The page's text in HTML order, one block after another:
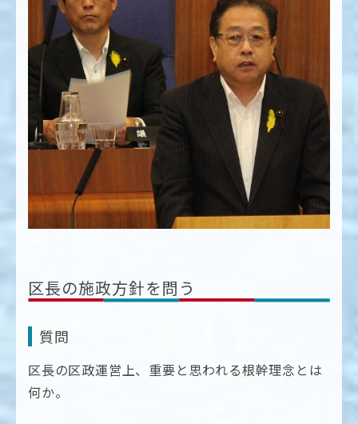
区長の施政方針を問う
質問
区長の区政運営上、重要と思われる根幹理念とは
何か。